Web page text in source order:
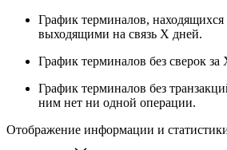
График терминалов, находящихся
выходящими на связь X дней.
График терминалов без сверок за
График терминалов без
ним нет ни одной операции.
Отображение информации и